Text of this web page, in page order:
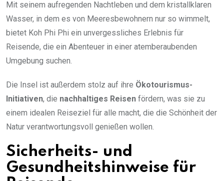
Mit seinem aufregenden Nachtleben und dem kristallklaren
Wasser, in dem es von Meeresbewohnern nur so wimmelt,
bietet Koh Phi Phi ein unvergessliches Erlebnis für
Reisende, die ein Abenteuer in einer atemberaubenden
Umgebung suchen.
Die Insel ist außerdem stolz auf ihre Ökotourismus-
Initiativen, die nachhaltiges Reisen fördern, was sie zu
einem idealen Reiseziel für alle macht, die die Schönheit der
Natur verantwortungsvoll genießen wollen.
Sicherheits- und
Gesundheitshinweise für